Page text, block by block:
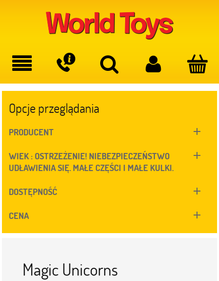
Opcje przeglądania
PRODUCENT
WIEK : OSTRZEŻENIE! NIEBEZPIECZEŃSTWO
UDŁAWIENIA SIĘ. MAŁE CZĘŚCI I MAŁE KULKI.
DOSTĘPNOŚĆ
CENA
Magic Unicorns